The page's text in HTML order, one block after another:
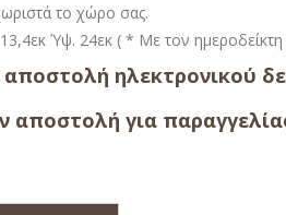
το χώρο σας.
13,4εκ Ύψ. 24εκ ( * Με τον ημεροδείκτη
ηλεκτρονικού
αποστολή για